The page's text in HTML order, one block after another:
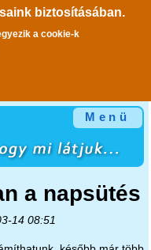
biztosításában.
a cookie-k
Menü
a napsütés
14 08:51